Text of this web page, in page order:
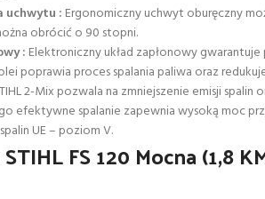
uchwytu : Ergonomiczny uchwyt oburęczny
obrócić o 90 stopni.
: Elektroniczny układ zapłonowy
poprawia proces spalania paliwa oraz
2-Mix pozwala na zmniejszenie emisji
efektywne spalanie zapewnia wysoką moc
UE – poziom V.
FS 120 Mocna